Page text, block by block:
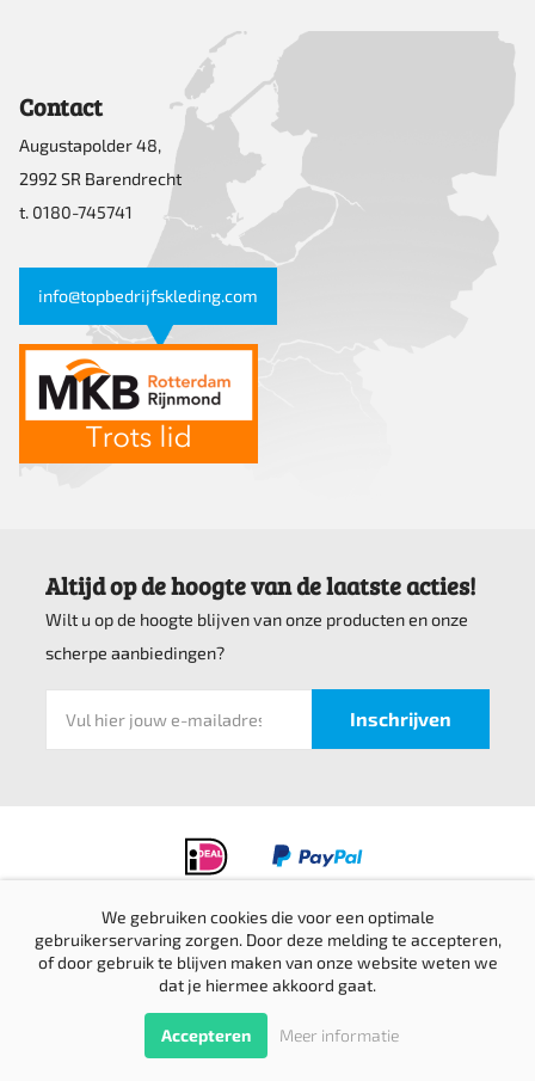
Contact
Augustapolder 48,
2992 SR Barendrecht
t. 0180-745741
info@topbedrijfskleding.com
Altijd op de hoogte van de laatste acties!
Wilt u op de hoogte blijven van onze producten en onze
scherpe aanbiedingen?
Privacyverklaring
Verzending & retournering
© Top bedrijfskleding 2016-2026 |
We gebruiken cookies die voor een optimale
gebruikerservaring zorgen. Door deze melding te accepteren,
of door gebruik te blijven maken van onze website weten we
dat je hiermee akkoord gaat.
Accepteren Meer informatie